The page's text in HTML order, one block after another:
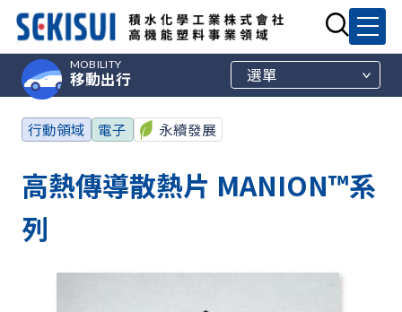
MOBILITY
移動出行 選單
行動領域 電子 永續發展
高熱傳導散熱片 MANION™系
列